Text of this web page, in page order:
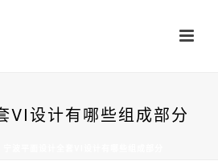
VI设计有哪些组成部分